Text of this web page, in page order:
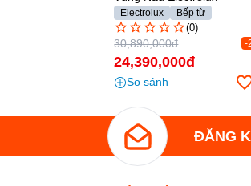
(0)
2,390,000đ -
1,890,000đ
So sánh
ĐĂNG